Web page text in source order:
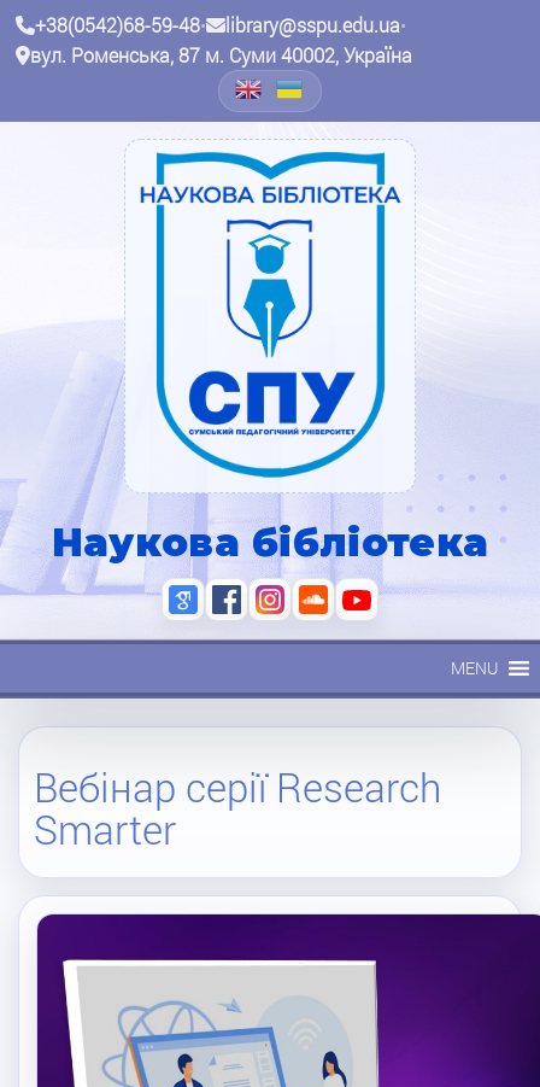
+38(0542)68-59-48• library@sspu.edu.ua•
вул. Роменська, 87 м. Суми 40002, Україна
Наукова бібліотека
MENU
Вебінар серії Research
Smarter